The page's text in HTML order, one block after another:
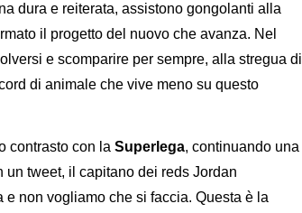
dura e reiterata, assistono gongolanti alla
il progetto del nuovo che avanza. Nel
e scomparire per sempre, alla stregua di
di animale che vive meno su questo
contrasto con la Superlega, continuando una
tweet, il capitano dei reds Jordan
non vogliamo che si faccia. Questa è la